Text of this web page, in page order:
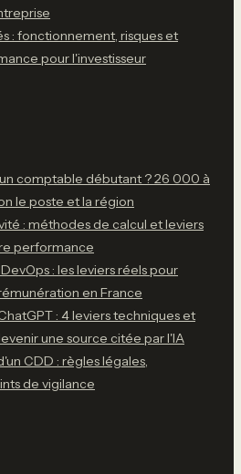
: fonctionnement, risques et
pour l'investisseur
comptable débutant ? 26 000 à
le poste et la région
: méthodes de calcul et leviers
performance
: les leviers réels pour
en France
: 4 leviers techniques et
une source citée par l'IA
CDD : règles légales,
de vigilance